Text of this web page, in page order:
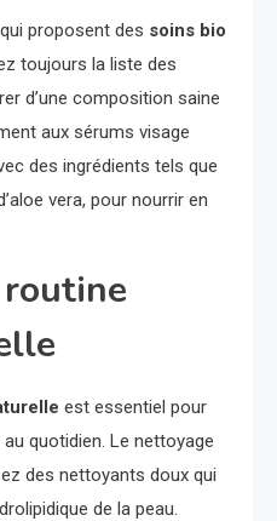
proposent des soins bio
toujours la liste des
d’une composition saine
aux sérums visage
des ingrédients tels que
vera, pour nourrir en
est essentiel pour
quotidien. Le nettoyage
des nettoyants doux qui
de la peau.